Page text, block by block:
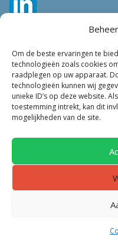
Om de beste ervaringen te
technologieën zoals cookies
raadplegen op uw apparaat.
technologieën kunnen wij
unieke ID’s op deze website.
toestemming intrekt, kan dit
mogelijkheden van de site.
Tags
VEILIGHEID LEEFBAARHEID
OM
ONDERMIJNING
Copyright © 2016 VL